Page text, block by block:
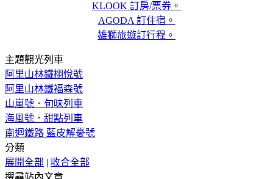
KLOOK 訂房/票券。
AGODA 訂住宿。
雄獅旅遊訂行程。
主題觀光列車
阿里山林鐵栩悅號
阿里山林鐵福森號
山嵐號．旬味列車
海風號．甜點列車
南迴鐵路 藍皮解憂號
分類
展開全部 | 收合全部